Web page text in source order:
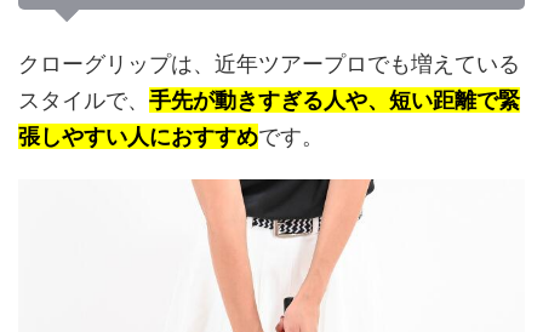
クローグリップは、近年ツアープロでも増えている
スタイルで、 手先が動きすぎる人や、短い距離で緊
張しやすい人におすすめです。